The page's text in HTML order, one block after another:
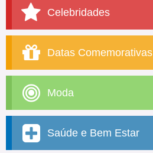
Celebridades
Datas Comemorativas
Moda
Saúde e Bem Estar